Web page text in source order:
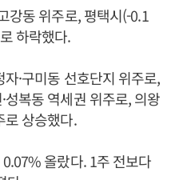
강동 위주로, 평택시(-0.1
하락했다.
·구미동 선호단지 위주로,
복동 역세권 위주로, 의왕
로 상승했다.
올랐다. 1주 전보다